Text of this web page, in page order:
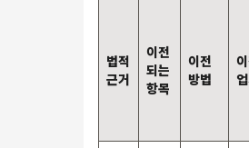
법적
근거
이전
되는
항목
이전
방법